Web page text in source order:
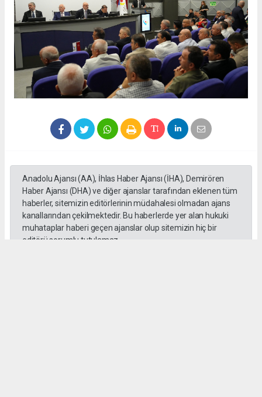
Anadolu Ajansı (AA), İhlas Haber Ajansı (İHA), Demirören
Haber Ajansı (DHA) ve diğer ajanslar tarafından eklenen tüm
haberler, sitemizin editörlerinin müdahalesi olmadan ajans
kanallarından çekilmektedir. Bu haberlerde yer alan hukuki
muhataplar haberi geçen ajanslar olup sitemizin hiç bir
editörü sorumlu tutulamaz...